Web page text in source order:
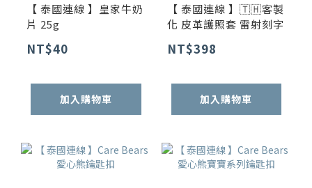
【 泰國連線 】皇家牛奶
片 25g
NT$40
加入購物車
【 泰國連線 】🇹🇭客製
化 皮革護照套 雷射刻字
NT$398
加入購物車